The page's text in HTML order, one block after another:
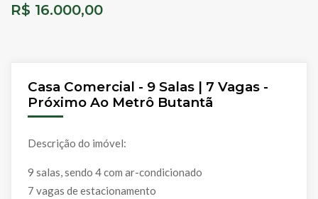
R$ 16.000,00
Casa Comercial - 9 Salas | 7 Vagas -
Próximo Ao Metrô Butantã
Descrição do imóvel:
9 salas, sendo 4 com ar-condicionado
7 vagas de estacionamento